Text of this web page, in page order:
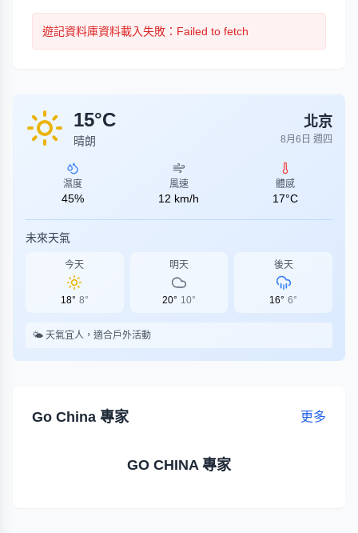
遊記資料庫資料載入失敗 ：Failed to fetch
15°C
晴朗
北京
8月6日 週四
濕度
45%
風速
12 km/h
體感
17°C
未來天氣
今天
18° 8°
明天
20° 10°
後天
16° 6°
🌤️ 天氣宜人，適合戶外活動
Go China 專家 更多
GO CHINA 專家